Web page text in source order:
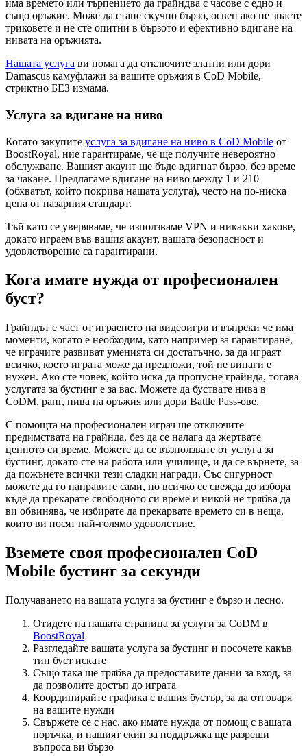
има времето или търпението да грайндва с часове с едно и
също оръжие. Може да стане скучно бързо, освен ако не знаете
триковете и не сте опитни в бързото и ефективно вдигане на
нивата на оръжията.
Нашата услуга ви помага да отключите златни или дори
Damascus камуфлажи за вашите оръжия в CoD Mobile,
стриктно БЕЗ измама.
Услуга за вдигане на ниво
Когато закупите услуга за вдигане на ниво в CoD Mobile от
BoostRoyal, ние гарантираме, че ще получите невероятно
обслужване. Вашият акаунт ще бъде вдигнат бързо, без време
за чакане. Предлагаме вдигане на ниво между 1 и 210
(обхватът, който покрива нашата услуга), често на по-ниска
цена от пазарния стандарт.
Тъй като се уверяваме, че използваме VPN и никакви хакове,
докато играем във вашия акаунт, вашата безопасност и
удовлетворение са гарантирани.
Кога имате нужда от професионален
буст?
Грайндът е част от играенето на видеоигри и въпреки че има
моменти, когато е необходим, като например за гарантиране,
че играчите развиват уменията си достатъчно, за да играят
всичко, което играта може да предложи, той не винаги е
нужен. Ако сте човек, който иска да пропусне грайнда, тогава
услугата за бустинг е за вас. Можете да буствате нива в
CoDM, ранг, нива на оръжия или дори Battle Pass-ове.
С помощта на професионален играч ще отключите
предимствата на грайнда, без да се налага да жертвате
ценното си време. Можете да се възползвате от услуга за
бустинг, докато сте на работа или училище, и да се върнете, за
да пожънете всички тези сладки награди. Със сигурност
можете да го направите сами, но всичко се свежда до избора
къде да прекарате свободното си време и никой не трябва да
ви обвинява, че избирате да прекарвате времето си в неща,
които ви носят най-голямо удоволствие.
Вземете своя професионален CoD
Mobile бустинг за секунди
Получаването на вашата услуга за бустинг е бързо и лесно.
Отидете на нашата страница за услуги за CoDM в
BoostRoyal
Разгледайте вашата услуга за бустинг и посочете какъв
тип буст искате
Също така ще трябва да предоставите данни за вход, за
да позволите достъп до играта
Координирайте графика с вашия бустър, за да отговаря
на вашите нужди
Свържете се с нас, ако имате нужда от помощ с вашата
поръчка, и нашият екип за поддръжка ще разреши
въпроса ви бързо